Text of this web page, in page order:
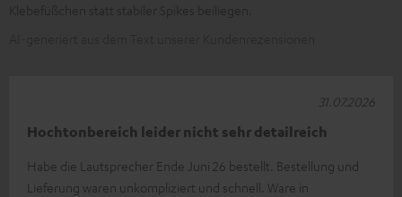
Hochtonbereich leider nicht sehr detailreich
Habe die Lautsprecher Ende Juni 26 bestellt. Bestellung und
Lieferung waren unkompliziert und schnell. Ware in
31.07.2026